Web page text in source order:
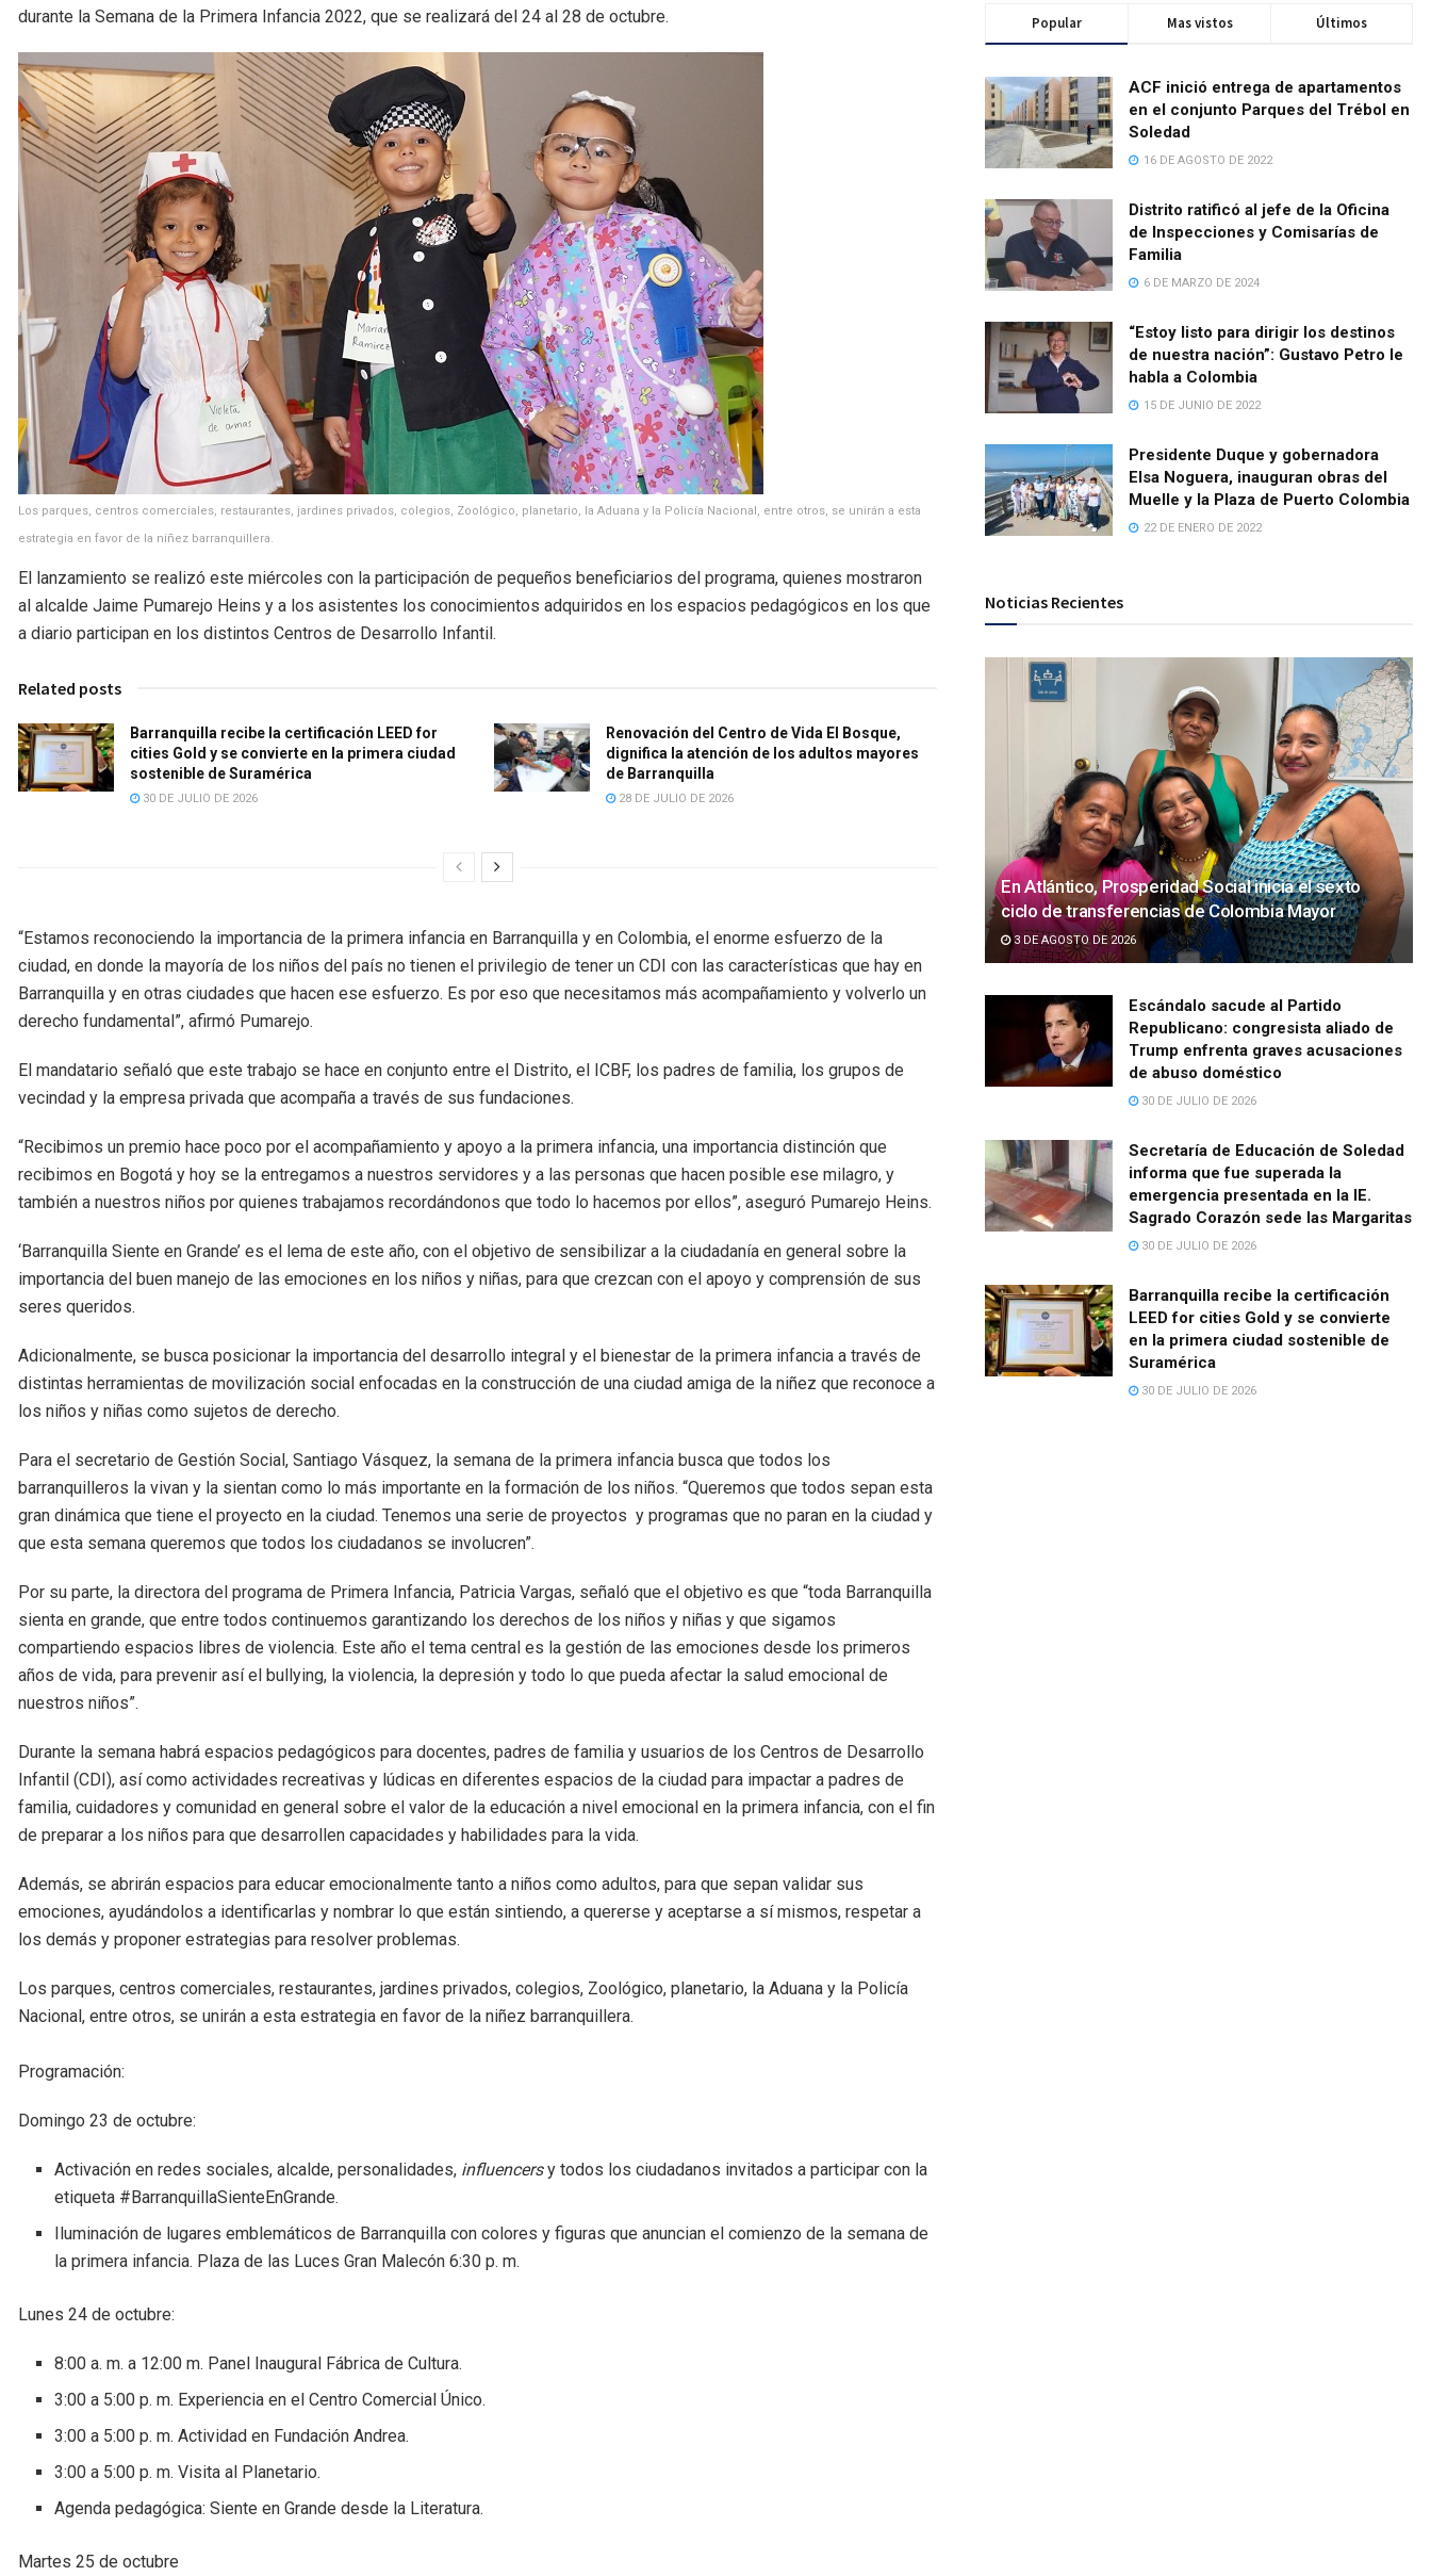
durante la Semana de la Primera Infancia 2022, que se realizará del 24 al 28 de octubre.
Los parques, centros comerciales, restaurantes, jardines privados, colegios, Zoológico, planetario, la Aduana y la Policía Nacional, entre otros, se unirán a esta
estrategia en favor de la niñez barranquillera.
El lanzamiento se realizó este miércoles con la participación de pequeños beneficiarios del programa, quienes mostraron
al alcalde Jaime Pumarejo Heins y a los asistentes los conocimientos adquiridos en los espacios pedagógicos en los que
a diario participan en los distintos Centros de Desarrollo Infantil.
Related posts
Barranquilla recibe la certificación LEED for
cities Gold y se convierte en la primera ciudad
sostenible de Suramérica
30 DE JULIO DE 2026
Renovación del Centro de Vida El Bosque,
dignifica la atención de los adultos mayores
de Barranquilla
28 DE JULIO DE 2026
“Estamos reconociendo la importancia de la primera infancia en Barranquilla y en Colombia, el enorme esfuerzo de la
ciudad, en donde la mayoría de los niños del país no tienen el privilegio de tener un CDI con las características que hay en
Barranquilla y en otras ciudades que hacen ese esfuerzo. Es por eso que necesitamos más acompañamiento y volverlo un
derecho fundamental”, afirmó Pumarejo.
El mandatario señaló que este trabajo se hace en conjunto entre el Distrito, el ICBF, los padres de familia, los grupos de
vecindad y la empresa privada que acompaña a través de sus fundaciones.
“Recibimos un premio hace poco por el acompañamiento y apoyo a la primera infancia, una importancia distinción que
recibimos en Bogotá y hoy se la entregamos a nuestros servidores y a las personas que hacen posible ese milagro, y
también a nuestros niños por quienes trabajamos recordándonos que todo lo hacemos por ellos”, aseguró Pumarejo Heins.
‘Barranquilla Siente en Grande’ es el lema de este año, con el objetivo de sensibilizar a la ciudadanía en general sobre la
importancia del buen manejo de las emociones en los niños y niñas, para que crezcan con el apoyo y comprensión de sus
seres queridos.
Adicionalmente, se busca posicionar la importancia del desarrollo integral y el bienestar de la primera infancia a través de
distintas herramientas de movilización social enfocadas en la construcción de una ciudad amiga de la niñez que reconoce a
los niños y niñas como sujetos de derecho.
Para el secretario de Gestión Social, Santiago Vásquez, la semana de la primera infancia busca que todos los
barranquilleros la vivan y la sientan como lo más importante en la formación de los niños. “Queremos que todos sepan esta
gran dinámica que tiene el proyecto en la ciudad. Tenemos una serie de proyectos y programas que no paran en la ciudad y
que esta semana queremos que todos los ciudadanos se involucren”.
Por su parte, la directora del programa de Primera Infancia, Patricia Vargas, señaló que el objetivo es que “toda Barranquilla
sienta en grande, que entre todos continuemos garantizando los derechos de los niños y niñas y que sigamos
compartiendo espacios libres de violencia. Este año el tema central es la gestión de las emociones desde los primeros
años de vida, para prevenir así el bullying, la violencia, la depresión y todo lo que pueda afectar la salud emocional de
nuestros niños”.
Durante la semana habrá espacios pedagógicos para docentes, padres de familia y usuarios de los Centros de Desarrollo
Infantil (CDI), así como actividades recreativas y lúdicas en diferentes espacios de la ciudad para impactar a padres de
familia, cuidadores y comunidad en general sobre el valor de la educación a nivel emocional en la primera infancia, con el fin
de preparar a los niños para que desarrollen capacidades y habilidades para la vida.
Además, se abrirán espacios para educar emocionalmente tanto a niños como adultos, para que sepan validar sus
emociones, ayudándolos a identificarlas y nombrar lo que están sintiendo, a quererse y aceptarse a sí mismos, respetar a
los demás y proponer estrategias para resolver problemas.
Los parques, centros comerciales, restaurantes, jardines privados, colegios, Zoológico, planetario, la Aduana y la Policía
Nacional, entre otros, se unirán a esta estrategia en favor de la niñez barranquillera.
Programación:
Domingo 23 de octubre:
Activación en redes sociales, alcalde, personalidades, influencersy todos los ciudadanos invitados a participar con la
etiqueta #BarranquillaSienteEnGrande.
Iluminación de lugares emblemáticos de Barranquilla con colores y figuras que anuncian el comienzo de la semana de
la primera infancia. Plaza de las Luces Gran Malecón 6:30 p. m.
Lunes 24 de octubre:
8:00 a. m. a 12:00 m. Panel Inaugural Fábrica de Cultura.
3:00 a 5:00 p. m. Experiencia en el Centro Comercial Único.
3:00 a 5:00 p. m. Actividad en Fundación Andrea.
3:00 a 5:00 p. m. Visita al Planetario.
Agenda pedagógica: Siente en Grande desde la Literatura.
Martes 25 de octubre
Popular Mas vistos Últimos
ACF inició entrega de apartamentos
en el conjunto Parques del Trébol en
Soledad
16 DE AGOSTO DE 2022
Distrito ratificó al jefe de la Oficina
de Inspecciones y Comisarías de
Familia
6 DE MARZO DE 2024
“Estoy listo para dirigir los destinos
de nuestra nación”: Gustavo Petro le
habla a Colombia
15 DE JUNIO DE 2022
Presidente Duque y gobernadora
Elsa Noguera, inauguran obras del
Muelle y la Plaza de Puerto Colombia
22 DE ENERO DE 2022
Noticias Recientes
En Atlántico, Prosperidad Social inicia el sexto
ciclo de transferencias de Colombia Mayor
3 DE AGOSTO DE 2026
Escándalo sacude al Partido
Republicano: congresista aliado de
Trump enfrenta graves acusaciones
de abuso doméstico
30 DE JULIO DE 2026
Secretaría de Educación de Soledad
informa que fue superada la
emergencia presentada en la IE.
Sagrado Corazón sede las Margaritas
30 DE JULIO DE 2026
Barranquilla recibe la certificación
LEED for cities Gold y se convierte
en la primera ciudad sostenible de
Suramérica
30 DE JULIO DE 2026